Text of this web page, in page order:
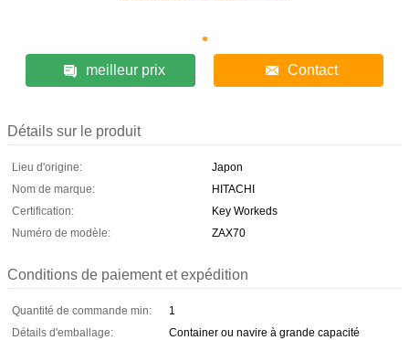
meilleur prix Contact
Détails sur le produit
Lieu d'origine:
Japon
Nom de marque:
HITACHI
Certification:
Key Workeds
Numéro de modèle:
ZAX70
Conditions de paiement et expédition
Quantité de commande min:
1
Détails d'emballage:
Container ou navire à grande capacité